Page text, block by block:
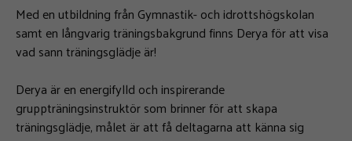
Med en utbildning från Gymnastik- och idrottshögskolan
samt en långvarig träningsbakgrund finns Derya för att visa
vad sann träningsglädje är!
Derya är en energifylld och inspirerande
gruppträningsinstruktör som brinner för att skapa
träningsglädje, målet är att få deltagarna att känna sig